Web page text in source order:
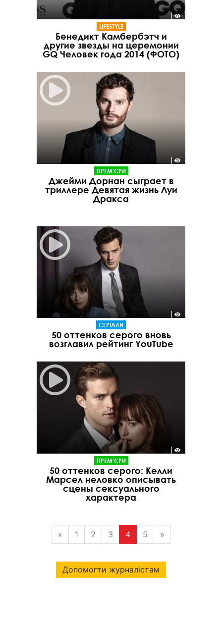
LIFESTYLE
Бенедикт Камбербэтч и
другие звезды на церемонии
GQ Человек года 2014 (ФОТО)
ПРЕМ'ЄРИ
Джейми Дорнан сыграет в
триллере Девятая жизнь Луи
Дракса
СЕРІАЛИ
50 оттенков серого вновь
возглавил рейтинг YouTube
ПРЕМ'ЄРИ
50 оттенков серого: Келли
Марсел неловко описывать
сцены сексуального
характера
« 1 2 3 4 5 »
Допомогти журналістам